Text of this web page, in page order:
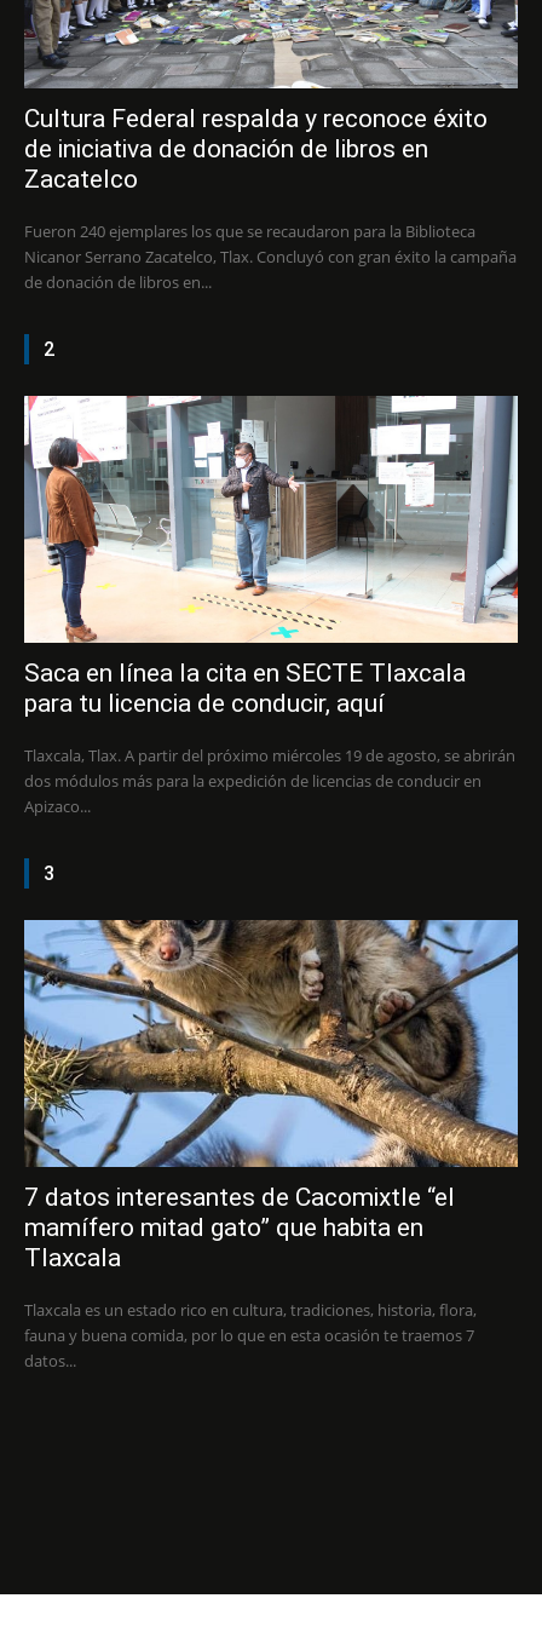
Cultura Federal respalda y reconoce éxito
de iniciativa de donación de libros en
Zacatelco
Fueron 240 ejemplares los que se recaudaron para la Biblioteca
Nicanor Serrano Zacatelco, Tlax. Concluyó con gran éxito la campaña
de donación de libros en...
2
Saca en línea la cita en SECTE Tlaxcala
para tu licencia de conducir, aquí
Tlaxcala, Tlax. A partir del próximo miércoles 19 de agosto, se abrirán
dos módulos más para la expedición de licencias de conducir en
Apizaco...
3
7 datos interesantes de Cacomixtle “el
mamífero mitad gato” que habita en
Tlaxcala
Tlaxcala es un estado rico en cultura, tradiciones, historia, flora,
fauna y buena comida, por lo que en esta ocasión te traemos 7
datos...